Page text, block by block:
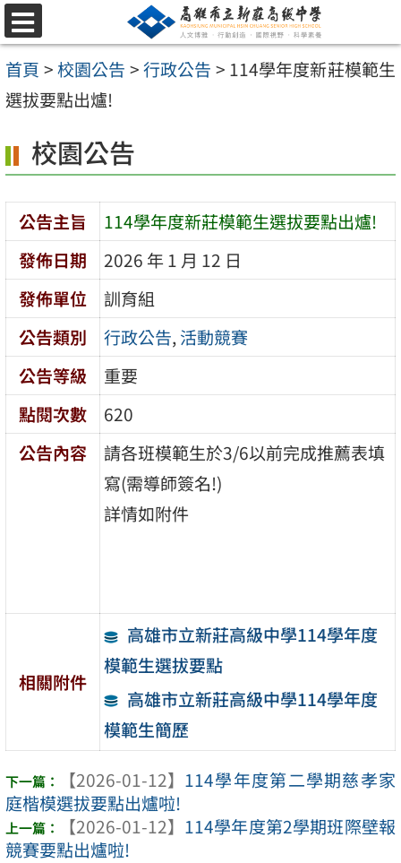
跳
至
主
要
容
區
選
單
首頁 >校園公告 >行政公告 > 114學年度新莊模範生
選拔要點出爐!
校園公告
公告主旨
114學年度新莊模範生選拔要點出爐!
發佈日期
2026 年 1 月 12 日
發佈單位
訓育組
公告類別
行政公告,活動競賽
公告等級
重要
點閱次數
620
公告內容
請各班模範生於3/6以前完成推薦表填
寫(需導師簽名!)
詳情如附件
相關附件
高雄市立新莊高級中學114學年度
模範生選拔要點
高雄市立新莊高級中學114學年度
模範生簡歷
【2026-01-12】 114學年度第二學期慈孝家
庭楷模選拔要點出爐啦!
【2026-01-12】 114學年度第2學期班際壁報
競賽要點出爐啦!